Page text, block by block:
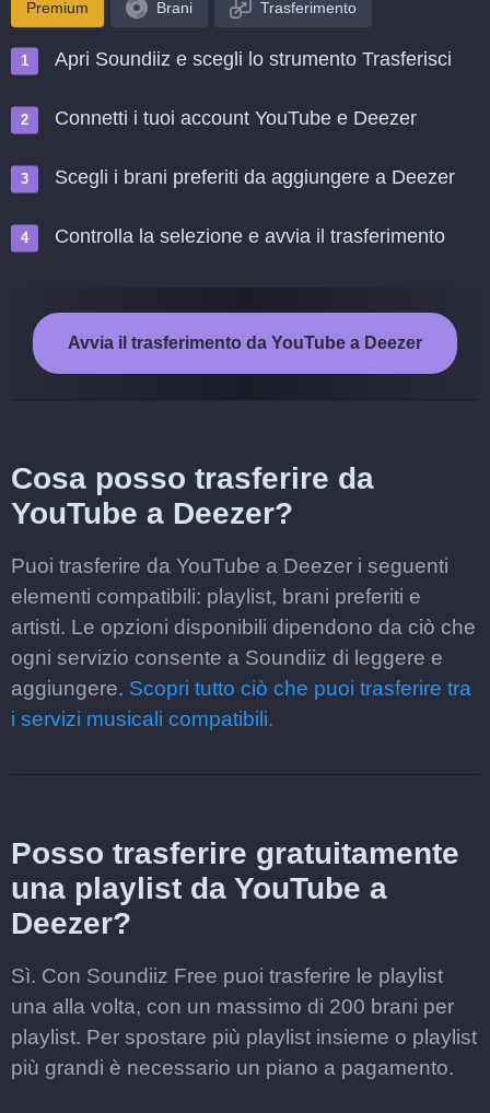
Premium Brani Trasferimento
Apri Soundiiz e scegli lo strumento Trasferisci
Connetti i tuoi account YouTube e Deezer
Scegli i brani preferiti da aggiungere a Deezer
Controlla la selezione e avvia il trasferimento
Avvia il trasferimento da YouTube a Deezer
Cosa posso trasferire da
YouTube a Deezer?
Puoi trasferire da YouTube a Deezer i seguenti
elementi compatibili: playlist, brani preferiti e
artisti. Le opzioni disponibili dipendono da ciò che
ogni servizio consente a Soundiiz di leggere e
aggiungere. Scopri tutto ciò che puoi trasferire tra
i servizi musicali compatibili.
Posso trasferire gratuitamente
una playlist da YouTube a
Deezer?
Sì. Con Soundiiz Free puoi trasferire le playlist
una alla volta, con un massimo di 200 brani per
playlist. Per spostare più playlist insieme o playlist
più grandi è necessario un piano a pagamento.